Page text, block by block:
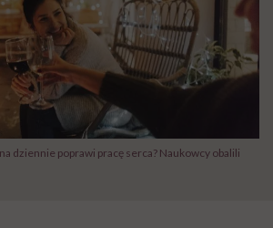
dziennie poprawi pracę serca? Naukowcy obalili